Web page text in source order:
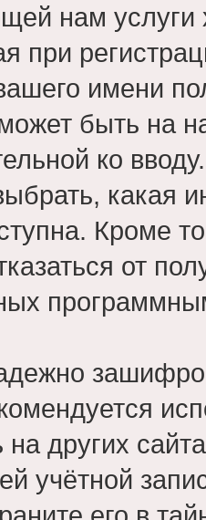
нам
при
имени
быть на
ко
какая
Кроме
от
на других
учётной